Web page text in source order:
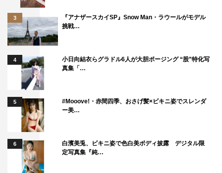
3
『アナザースカイSP』Snow Man・ラウールがモデル
挑戦…
4
小日向結衣らグラドル6人が大胆ポージング “股”特化写
真集「…
5
#Mooove!・赤間四季、おさげ髪×ビキニ姿でスレンダ
ー美…
6
白濱美兎、ビキニ姿で色白美ボディ披露 デジタル限
定写真集『純…